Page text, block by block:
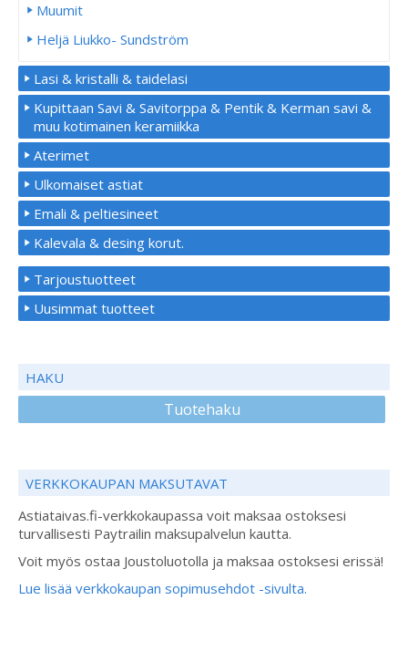
Muumit
Heljä Liukko- Sundström
Lasi & kristalli & taidelasi
Kupittaan Savi & Savitorppa & Pentik & Kerman savi &
muu kotimainen keramiikka
Aterimet
Ulkomaiset astiat
Emali & peltiesineet
Kalevala & desing korut.
Tarjoustuotteet
Uusimmat tuotteet
HAKU
Tuotehaku
VERKKOKAUPAN MAKSUTAVAT
Astiataivas.fi-verkkokaupassa voit maksaa ostoksesi
turvallisesti Paytrailin maksupalvelun kautta.
Voit myös ostaa Joustoluotolla ja maksaa ostoksesi erissä!
Lue lisää verkkokaupan sopimusehdot -sivulta.